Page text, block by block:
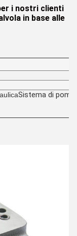
i nostri clienti
in base alle
Sistema di